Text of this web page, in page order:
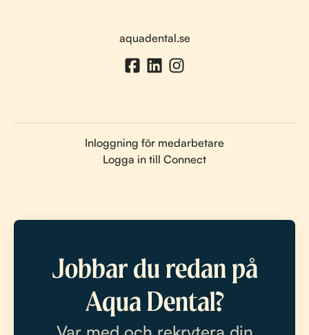
aquadental.se
Inloggning för medarbetare
Logga in till Connect
Jobbar du redan på
Aqua Dental?